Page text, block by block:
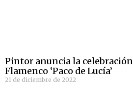
Pintor anuncia la celebración
Flamenco ‘Paco de Lucía’
21 de diciembre de 2022